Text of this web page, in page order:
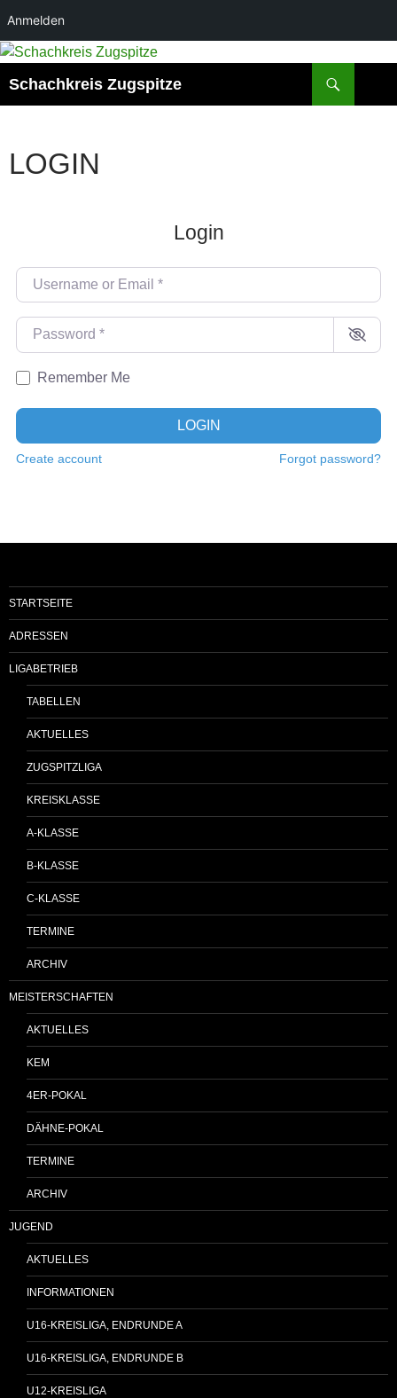
Anmelden
Zum
springen
Schachkreis Zugspitze
LOGIN
Login
Username or Email
Password
Remember Me
LOGIN
Create account Forgot password?
STARTSEITE
ADRESSEN
LIGABETRIEB
TABELLEN
AKTUELLES
ZUGSPITZLIGA
KREISKLASSE
A-KLASSE
B-KLASSE
C-KLASSE
TERMINE
ARCHIV
MEISTERSCHAFTEN
AKTUELLES
KEM
4ER-POKAL
DÄHNE-POKAL
TERMINE
ARCHIV
JUGEND
AKTUELLES
INFORMATIONEN
U16-KREISLIGA, ENDRUNDE A
U16-KREISLIGA, ENDRUNDE B
U12-KREISLIGA